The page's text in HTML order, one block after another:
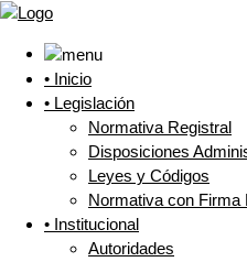
• Inicio
• Legislación
Normativa Registral
Disposiciones
Leyes y Códigos
Normativa con Firma
• Institucional
Autoridades